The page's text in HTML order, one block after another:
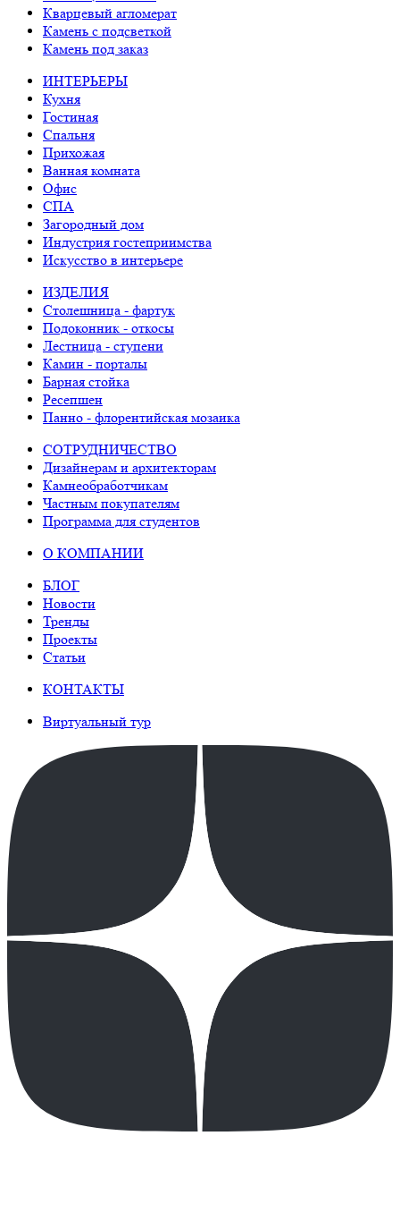
Кварцевый агломерат
Камень с подсветкой
Камень под заказ
ИНТЕРЬЕРЫ
Кухня
Гостиная
Спальня
Прихожая
Ванная комната
Офис
СПА
Загородный дом
Индустрия гостеприимства
Искусство в интерьере
ИЗДЕЛИЯ
Столешница - фартук
Подоконник - откосы
Лестница - ступени
Камин - порталы
Барная стойка
Ресепшен
Панно - флорентийская мозаика
СОТРУДНИЧЕСТВО
Дизайнерам и архитекторам
Камнеобработчикам
Частным покупателям
Программа для студентов
О КОМПАНИИ
БЛОГ
Новости
Тренды
Проекты
Статьи
КОНТАКТЫ
Виртуальный тур